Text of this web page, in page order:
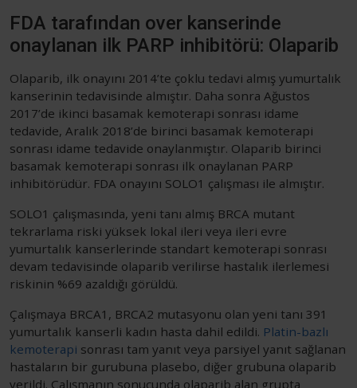
FDA tarafından over kanserinde
onaylanan ilk PARP inhibitörü: Olaparib
Olaparib, ilk onayını 2014’te çoklu tedavi almış yumurtalık
kanserinin tedavisinde almıştır. Daha sonra Ağustos
2017’de ikinci basamak kemoterapi sonrası idame
tedavide, Aralık 2018’de birinci basamak kemoterapi
sonrası idame tedavide onaylanmıştır. Olaparib birinci
basamak kemoterapi sonrası ilk onaylanan PARP
inhibitörüdür. FDA onayını SOLO1 çalışması ile almıştır.
SOLO1 çalışmasında, yeni tanı almış BRCA mutant
tekrarlama riski yüksek lokal ileri veya ileri evre
yumurtalık kanserlerinde standart kemoterapi sonrası
devam tedavisinde olaparib verilirse hastalık ilerlemesi
riskinin %69 azaldığı görüldü.
Çalışmaya BRCA1, BRCA2 mutasyonu olan yeni tanı 391
yumurtalık kanserli kadın hasta dahil edildi. Platin-bazlı
kemoterapi sonrası tam yanıt veya parsiyel yanıt sağlanan
hastaların bir gurubuna plasebo, diğer grubuna olaparib
verildi. Çalışmanın sonucunda olaparib alan grupta